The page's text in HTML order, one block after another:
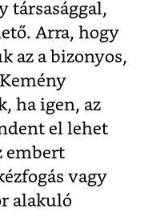
társasággal,
Arra, hogy
az a bizonyos,
ha igen, az
el lehet
embert
vagy
alakuló